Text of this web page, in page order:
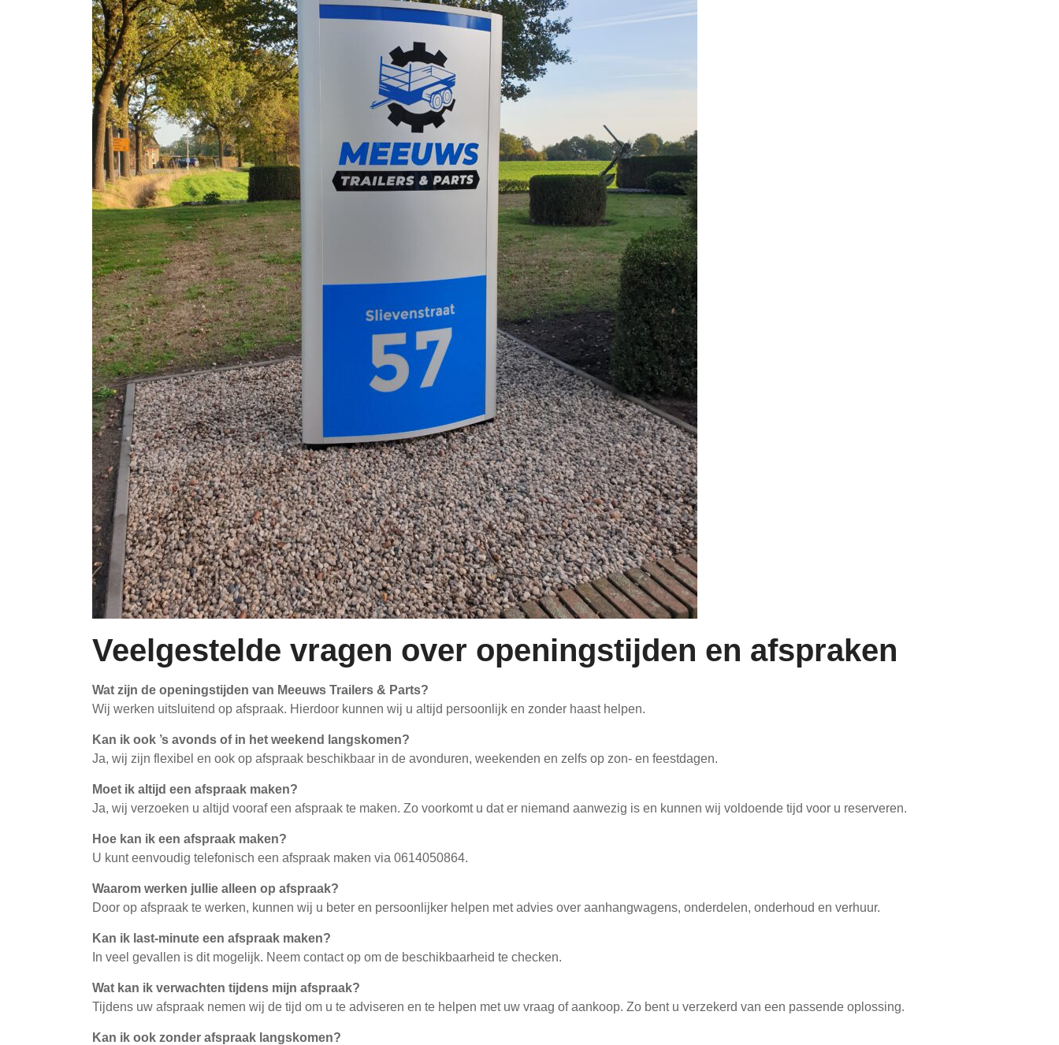
Veelgestelde vragen over openingstijden en afspraken
Wat zijn de openingstijden van Meeuws Trailers & Parts?
Wij werken uitsluitend op afspraak. Hierdoor kunnen wij u altijd persoonlijk en zonder haast helpen.
Kan ik ook ’s avonds of in het weekend langskomen?
Ja, wij zijn flexibel en ook op afspraak beschikbaar in de avonduren, weekenden en zelfs op zon- en feestdagen.
Moet ik altijd een afspraak maken?
Ja, wij verzoeken u altijd vooraf een afspraak te maken. Zo voorkomt u dat er niemand aanwezig is en kunnen wij voldoende tijd voor u reserveren.
Hoe kan ik een afspraak maken?
U kunt eenvoudig telefonisch een afspraak maken via 0614050864.
Waarom werken jullie alleen op afspraak?
Door op afspraak te werken, kunnen wij u beter en persoonlijker helpen met advies over aanhangwagens, onderdelen, onderhoud en verhuur.
Kan ik last-minute een afspraak maken?
In veel gevallen is dit mogelijk. Neem contact op om de beschikbaarheid te checken.
Wat kan ik verwachten tijdens mijn afspraak?
Tijdens uw afspraak nemen wij de tijd om u te adviseren en te helpen met uw vraag of aankoop. Zo bent u verzekerd van een passende oplossing.
Kan ik ook zonder afspraak langskomen?